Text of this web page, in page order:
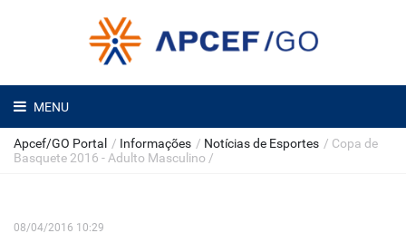
MENU
Apcef/GO Portal / Informações / Notícias de Esportes / Copa de
Basquete 2016 - Adulto Masculino /
08/04/2016 10:29